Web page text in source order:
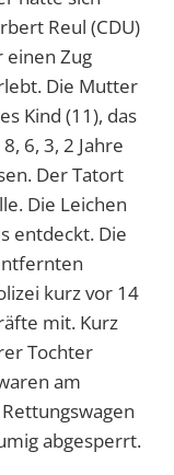
Reul (CDU)
Zug
Die Mutter
Kind (11), das
6, 3, 2 Jahre
Der Tatort
Die Leichen
entdeckt. Die
kurz vor 14
mit. Kurz
Tochter
am
abgesperrt.